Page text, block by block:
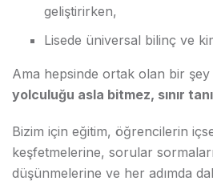
geliştirirken,
Lisede üniversal bilinç ve
Ama hepsinde ortak olan bir şey
yolculuğu asla bitmez, sınır
Bizim için eğitim, öğrencilerin
keşfetmelerine, sorular
düşünmelerine ve her adımda